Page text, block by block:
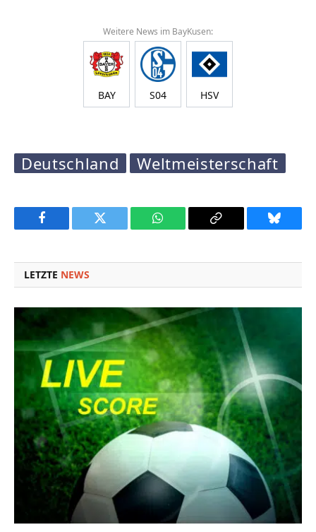
Weitere News im BayKusen:
BAY S04 HSV
Deutschland Weltmeisterschaft
Facebook Twitter WhatsApp Copy
Bluesky
LETZTE NEWS